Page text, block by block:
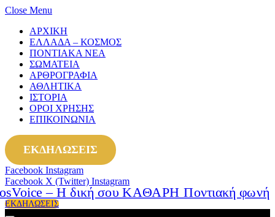
Close Menu
ΑΡΧΙΚΗ
ΕΛΛΑΔΑ – ΚΟΣΜΟΣ
ΠΟΝΤΙΑΚΑ ΝΕΑ
ΣΩΜΑΤΕΙΑ
ΑΡΘΡΟΓΡΑΦΙΑ
ΑΘΛΗΤΙΚΑ
ΙΣΤΟΡΙΑ
ΟΡΟΙ ΧΡΗΣΗΣ
ΕΠΙΚΟΙΝΩΝΙΑ
ΕΚΔΗΛΩΣΕΙΣ
Facebook Instagram
Facebook X (Twitter) Instagram
ΕΚΔΗΛΩΣΕΙΣ